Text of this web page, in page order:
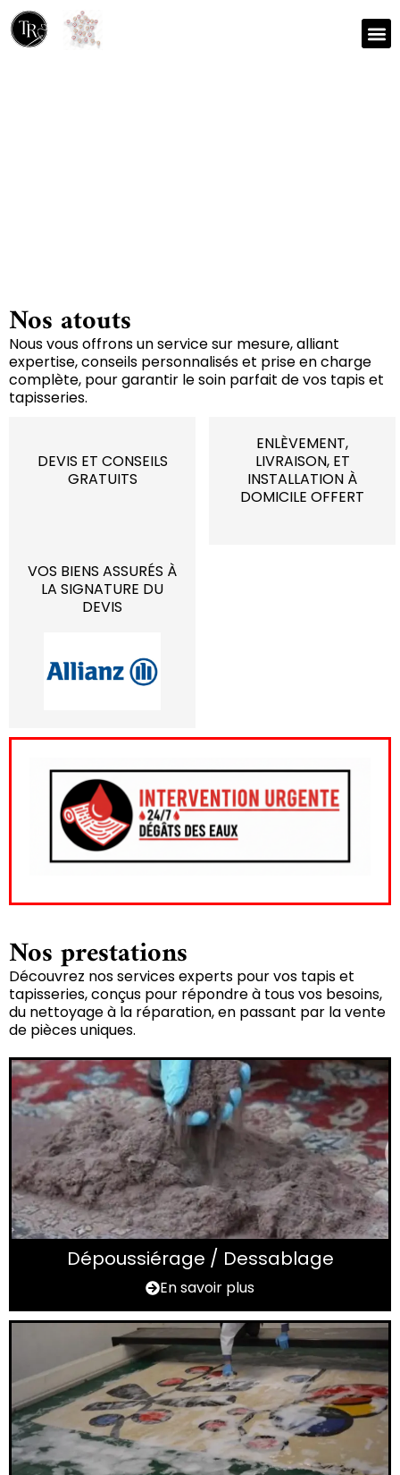
Nos atouts
Nous vous offrons un service sur mesure, alliant
expertise, conseils personnalisés et prise en charge
complète, pour garantir le soin parfait de vos tapis et
tapisseries.
DEVIS ET CONSEILS
GRATUITS
ENLÈVEMENT,
LIVRAISON, ET
INSTALLATION À
DOMICILE OFFERT
VOS BIENS ASSURÉS À
LA SIGNATURE DU
DEVIS
Nos prestations
Découvrez nos services experts pour vos tapis et
tapisseries, conçus pour répondre à tous vos besoins,
du nettoyage à la réparation, en passant par la vente
de pièces uniques.
Dépoussiérage / Dessablage
En savoir plus